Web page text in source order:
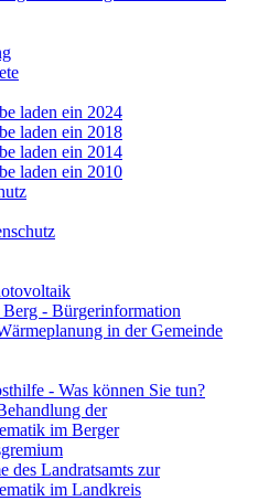
laden ein 2024
laden ein 2018
laden ein 2014
laden ein 2010
- Bürgerinformation
in der Gemeinde
- Was können Sie tun?
der
im Berger
des Landratsamts zur
im Landkreis